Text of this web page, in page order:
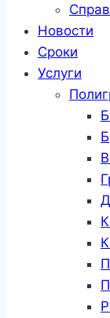
Новости
Сроки
Услуги